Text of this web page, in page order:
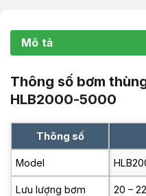
Mô tả
Thông số bơm
HLB2000-5000
Thông số
Model
Lưu lượng bơm 20 –